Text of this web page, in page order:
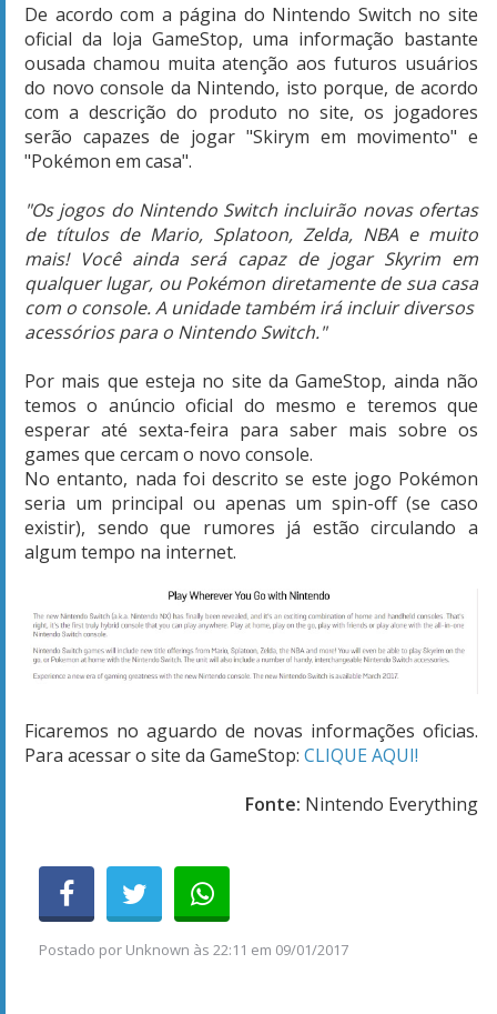
De acordo com a página do Nintendo Switch no site
oficial da loja GameStop, uma informação bastante
ousada chamou muita atenção aos futuros usuários
do novo console da Nintendo, isto porque, de acordo
com a descrição do produto no site, os jogadores
serão capazes de jogar "Skirym em movimento" e
"Pokémon em casa".
"Os jogos do Nintendo Switch incluirão novas ofertas
de títulos de Mario, Splatoon, Zelda, NBA e muito
mais! Você ainda será capaz de jogar Skyrim em
qualquer lugar, ou Pokémon diretamente de sua casa
com o console. A unidade também irá incluir diversos ​​
acessórios para o Nintendo Switch."
Por mais que esteja no site da GameStop, ainda não
temos o anúncio oficial do mesmo e teremos que
esperar até sexta-feira para saber mais sobre os
games que cercam o novo console.
No entanto, nada foi descrito se este jogo Pokémon
seria um principal ou apenas um spin-off (se caso
existir), sendo que rumores já estão circulando a
algum tempo na internet.
Ficaremos no aguardo de novas informações oficias.
Para acessar o site da GameStop: CLIQUE AQUI!
Fonte: Nintendo Everything
Postado por Unknown às 22:11 em 09/01/2017